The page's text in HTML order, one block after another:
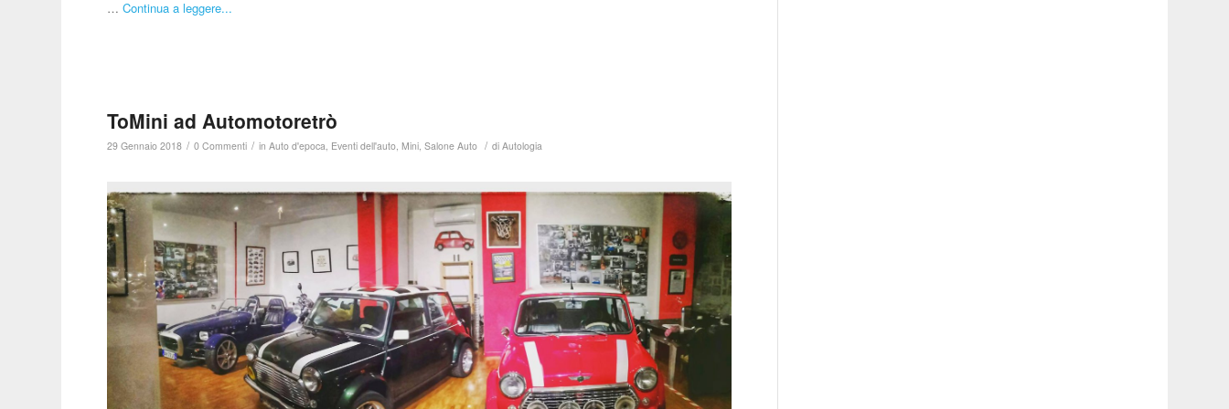
…Continua a leggere...
ToMini ad Automotoretrò
29 Gennaio 2018 / 0 Commenti / inAuto d'epoca, Eventi dell'auto,Mini,Salone Auto / diAutologia